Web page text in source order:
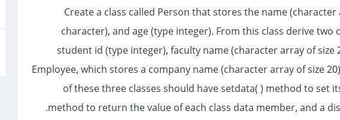
Create a class called Person that stores the name
character), and age (type integer). From this class derive two
student id (type integer), faculty name (character array of size
Employee, which stores a company name (character array of size
of these three classes should have setdata( ) method to set
method to return the value of each class data member, and a